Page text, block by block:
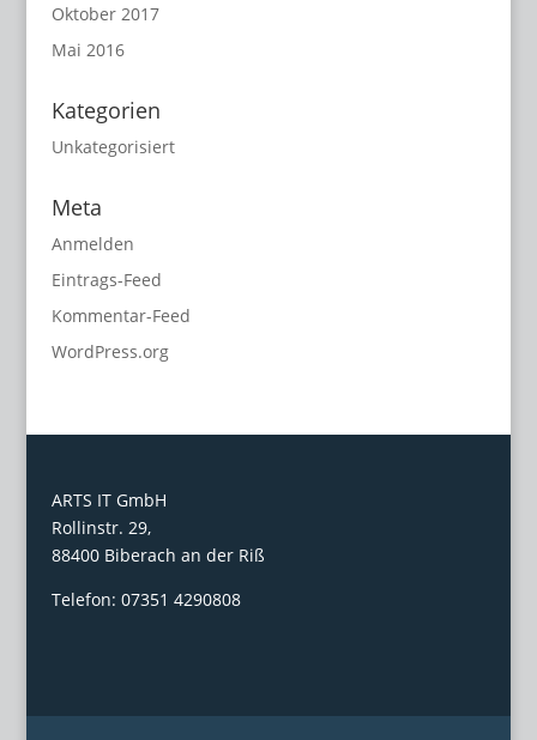
Oktober 2017
Mai 2016
Kategorien
Unkategorisiert
Meta
Anmelden
Eintrags-Feed
Kommentar-Feed
WordPress.org
ARTS IT GmbH
Rollinstr. 29,
88400 Biberach an der Riß
Telefon: 07351 4290808